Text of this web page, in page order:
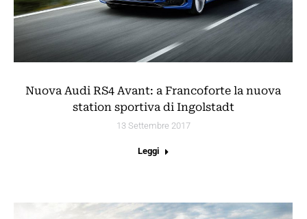
Nuova Audi RS4 Avant: a Francoforte la nuova
station sportiva di Ingolstadt
13 Settembre 2017
Leggi